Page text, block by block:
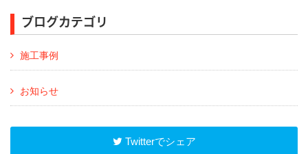
ブログカテゴリ
施工事例
お知らせ
Twitterでシェア